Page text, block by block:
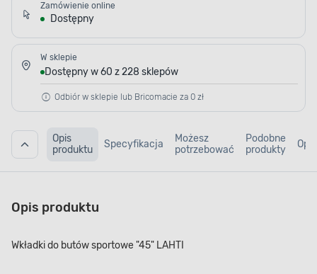
Zamówienie online
Dostępny
W sklepie
Dostępny w 60 z 228 sklepów
Odbiór w sklepie lub Bricomacie za 0 zł
Opis
produktu
Specyfikacja
Możesz
potrzebować
Podobne
produkty
Opis produktu
Wkładki do butów sportowe "45" LAHTI